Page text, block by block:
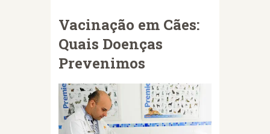
Vacinação em Cães:
Quais Doenças
Prevenimos